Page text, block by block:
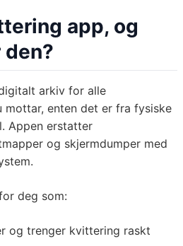
app, og
arkiv for alle
mottar, enten det er fra fysiske
Appen erstatter
og skjermdumper med
deg som:
og trenger kvittering raskt